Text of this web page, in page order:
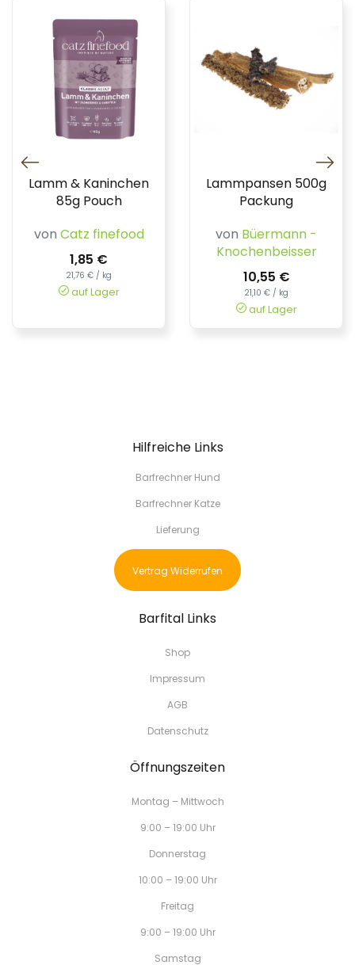
Lamm & Kaninchen
85g Pouch
von Catz finefood
1,85 €
21,76 € / kg
auf Lager
Lammpansen 500g
Packung
von Büermann -
Knochenbeisser
10,55 €
21,10 € / kg
auf Lager
Hilfreiche Links
Barfrechner Hund
Barfrechner Katze
Lieferung
Vertrag Widerrufen
Barfital Links
Shop
Impressum
AGB
Datenschutz
Öffnungszeiten
Montag – Mittwoch
9:00 – 19:00 Uhr
Donnerstag
10:00 – 19:00 Uhr
Freitag
9:00 – 19:00 Uhr
Samstag